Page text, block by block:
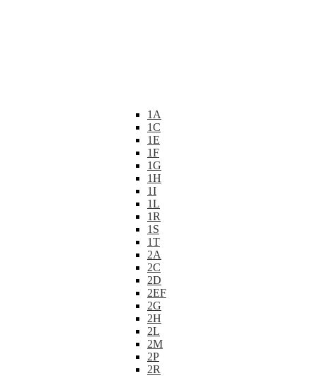
1A
1C
1E
1F
1G
1H
1I
1L
1R
1S
1T
2A
2C
2D
2EF
2G
2H
2L
2M
2P
2R